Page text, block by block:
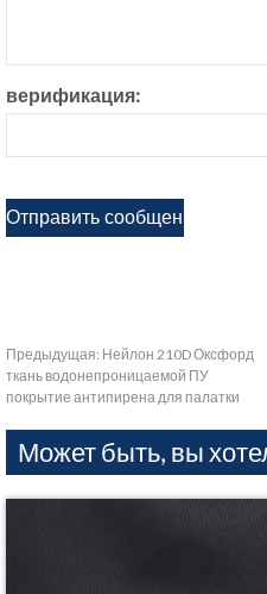
верификация:
Предыдущая: Нейлон 210D Оксфорд
ткань водонепроницаемой ПУ
покрытие антипирена для палатки
Может быть, вы